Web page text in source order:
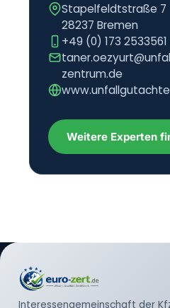
Stapelfeldtstraße 7
28237 Bremen
+49 (0) 173 2533561
zentrum.de
Weitere Experten
Interessengemeinschaft der